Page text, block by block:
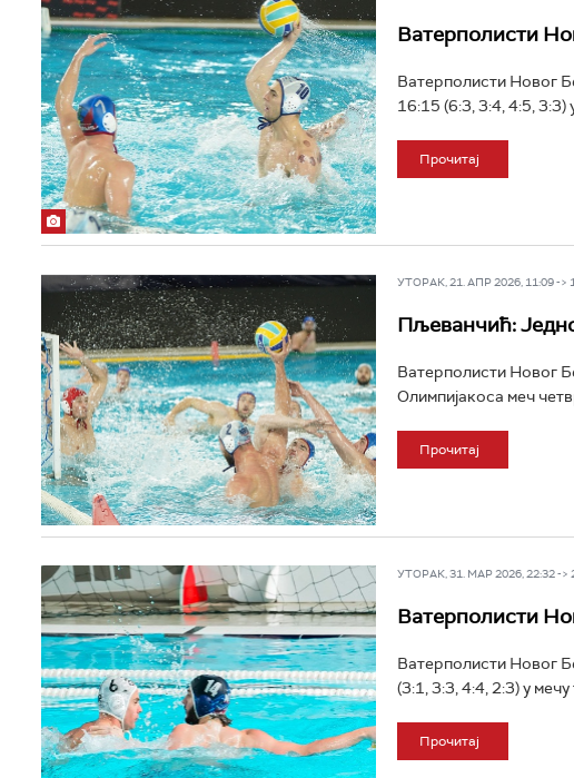
Ватерполисти
Ватерполисти Новог
16:15 (6:3, 3:4, 4:5, 3:3)
Прочитај
УТОРАК, 21. АПР 2026, 11:09 ->
Пљеванчић:
Ватерполисти Новог
Олимпијакоса меч
Прочитај
УТОРАК, 31. МАР 2026, 22:32 ->
Ватерполисти
Ватерполисти Новог
(3:1, 3:3, 4:4, 2:3) у
Прочитај